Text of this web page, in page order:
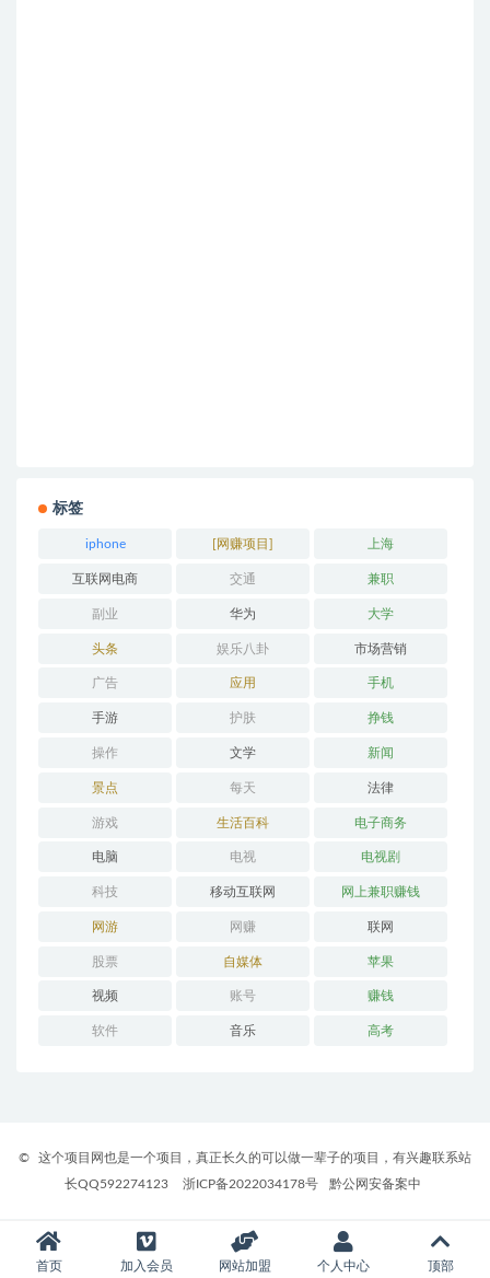
标签
iphone [网赚项目] 上海
互联网电商 交通 兼职
副业 华为 大学
头条 娱乐八卦 市场营销
广告 应用 手机
手游 护肤 挣钱
操作 文学 新闻
景点 每天 法律
游戏 生活百科 电子商务
电脑 电视 电视剧
科技 移动互联网 网上兼职赚钱
网游 网赚 联网
股票 自媒体 苹果
视频 账号 赚钱
软件 音乐 高考
©
这个项目网也是一个项目，真正长久的可以做一辈子的项目，有兴趣联系站
长QQ592274123
浙ICP备2022034178号 黔公网安备案中
首页 加入会员 网站加盟 个人中心 顶部